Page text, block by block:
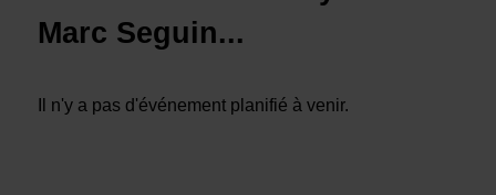
Marc Seguin...
Il n'y a pas d'événement planifié à venir.